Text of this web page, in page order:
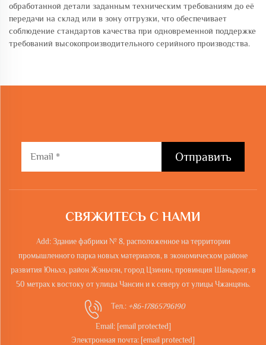
обработанной детали заданным техническим требованиям до её
передачи на склад или в зону отгрузки, что обеспечивает
соблюдение стандартов качества при одновременной поддержке
требований высокопроизводительного серийного производства.
Отправить
СВЯЖИТЕСЬ С НАМИ
Add: Здание фабрики № 8, расположенное на территории
промышленного парка новых материалов, в экономическом районе
развития Юньхэ, район Жэньчэн, город Цзинин, провинция Шаньдонг, в
50 метрах к востоку от улицы Чансин и к северу от улицы Чжанцянь.
Тел.: +86-17865796190
Email: [email protected]
Электронная почта: [email protected]